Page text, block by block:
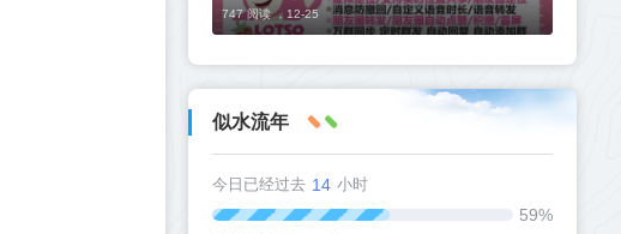
747 阅读 ， 12-25
似水流年
今日已经过去 14 小时
59%